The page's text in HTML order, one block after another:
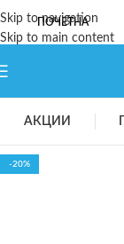
Skip to navigation
Skip to main content
ПОЧЕТНА
АКЦИИ
-20%